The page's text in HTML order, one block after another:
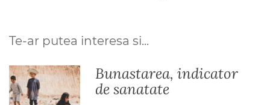
Te-ar putea interesa si...
Bunastarea, indicator
de sanatate